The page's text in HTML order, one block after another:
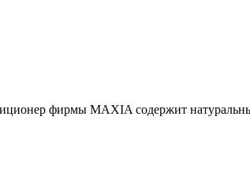
фирмы MAXIA содержит